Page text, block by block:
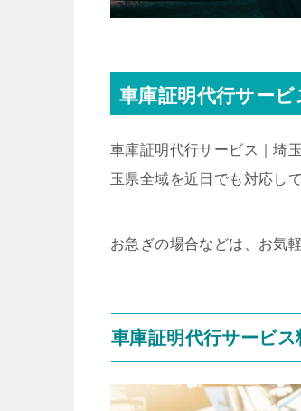
車庫証明代行サー
車庫証明代行サービス｜埼
玉県全域を近日でも対応し
お急ぎの場合などは、お気
車庫証明代行サービス